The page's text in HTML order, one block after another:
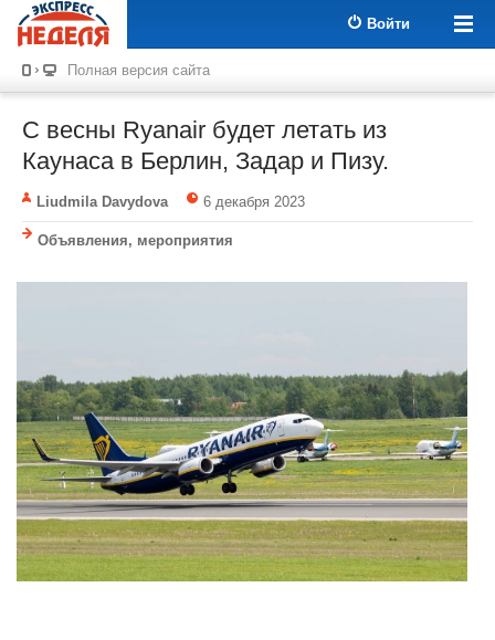
Войти
Полная версия сайта
С весны Ryanair будет летать из
Каунаса в Берлин, Задар и Пизу.
Liudmila Davydova 6 декабря 2023
Объявления, мероприятия